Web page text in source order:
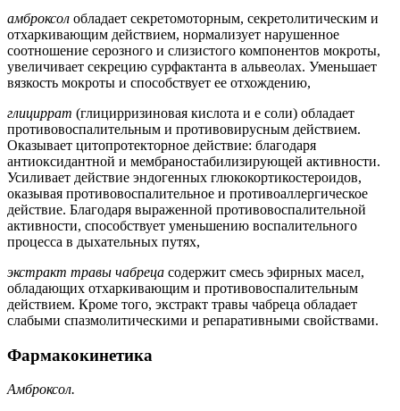
амброксол обладает секретомоторным, секретолитическим и
отхаркивающим действием, нормализует нарушенное
соотношение серозного и слизистого компонентов мокроты,
увеличивает секрецию сурфактанта в альвеолах. Уменьшает
вязкость мокроты и способствует ее отхождению,
глициррат (глицирризиновая кислота и е соли) обладает
противовоспалительным и противовирусным действием.
Оказывает цитопротекторное действие: благодаря
антиоксидантной и мембраностабилизирующей активности.
Усиливает действие эндогенных глюкокортикостероидов,
оказывая противовоспалительное и противоаллергическое
действие. Благодаря выраженной противовоспалительной
активности, способствует уменьшению воспалительного
процесса в дыхательных путях,
экстракт травы чабреца содержит смесь эфирных масел,
обладающих отхаркивающим и противовоспалительным
действием. Кроме того, экстракт травы чабреца обладает
слабыми спазмолитическими и репаративными свойствами.
Фармакокинетика
Амброксол.